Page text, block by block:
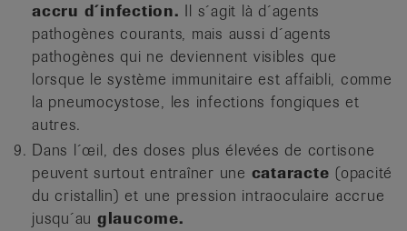
accru d´infection. Il s´agit là d´agents
pathogènes courants, mais aussi d´agents
pathogènes qui ne deviennent visibles que
lorsque le système immunitaire est affaibli, comme
la pneumocystose, les infections fongiques et
autres.
Dans l´œil, des doses plus élevées de cortisone
peuvent surtout entraîner une cataracte (opacité
du cristallin) et une pression intraoculaire accrue
jusqu´au glaucome.